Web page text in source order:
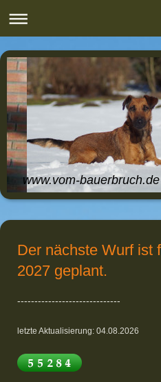
www.vom-bauerbruch.de
Der nächste Wurf ist
2027 geplant.
------------------------------
letzte Aktualisierung: 04.08.2026